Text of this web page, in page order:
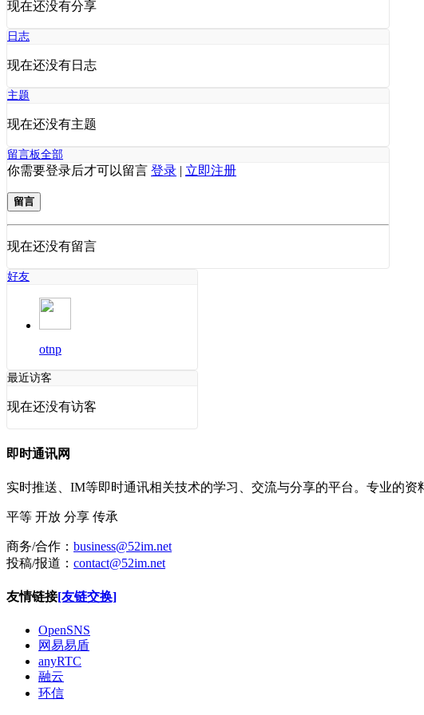
现在还没有分享
日志
现在还没有日志
主题
现在还没有主题
留言板全部
你需要登录后才可以留言 登录 | 立即注册
留言
现在还没有留言
好友
otnp
最近访客
现在还没有访客
即时通讯网
实时推送、IM等即时通讯相关技术的学习、交流与分享的平台。专业的
平等 开放 分享 传承
商务/合作： business@52im.net
投稿/报道： contact@52im.net
友情链接[友链交换]
OpenSNS
网易易盾
anyRTC
融云
环信